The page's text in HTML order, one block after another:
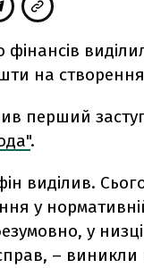
фінансів
на
перший
.
виділив.
у
у
–